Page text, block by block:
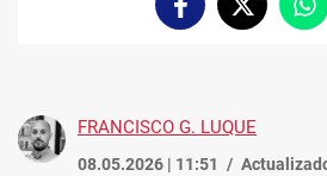
FacebookTwitter
FRANCISCO G. LUQUE
08.05.2026 | 11:51